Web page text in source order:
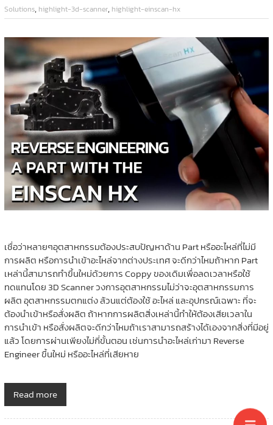
Solutions, highlight-3d-scanner, highlight-einscan-hx
เชื่อว่าหลายๆอุตสาหกรรมต้องประสบปัญหาด้าน Part หรืออะไหล่ที่ไม่มี
การผลิต หรือการนำเข้าอะไหล่จากต่างประเทศ จะดีกว่าไหมถ้าหาก Part
เหล่านี้สามารถทำขึ้นใหม่ด้วยการ Coppy ของเดิมเพื่อลดเวลาหรือใช้
ทดแทนโดย 3D Scanner วงการอุตสาหกรรมไม่ว่าจะอุตสาหกรรมการ
ผลิต อุตสาหกรรมตกแต่ง ล้วนแต่ต้องใช้ อะไหล่ และอุปกรณ์เฉพาะ ที่จะ
ต้องนำเข้าหรือสั่งผลิต ถ้าหากการผลิตสิ่งเหล่านี้ทำให้ต้องเสียเวลาใน
การนำเข้า หรือสั่งผลิตจะดีกว่าไหมถ้าเราสามารถสร้างได้เองจากสิ่งที่มีอยู่
แล้ว โดยการผ่านเพียงไม่กี่ขั้นตอน เช่นการนำอะไหล่เก่ามา Reverse
Engineer ขึ้นใหม่ หรืออะไหล่ที่เสียหาย
Read more